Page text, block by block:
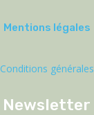
Mentions légales
Conditions générales
Newsletter